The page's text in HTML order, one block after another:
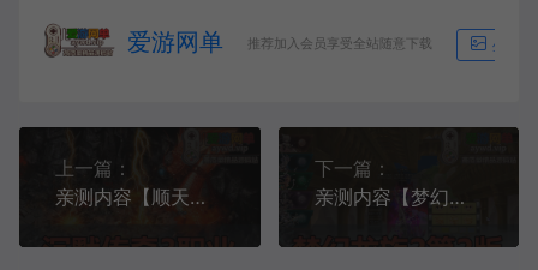
爱游网单 推荐加入会员享受全站随意下载 生成海
上一篇：
亲测内容【顺天沉默传奇】3职业亲测视频安装教学免虚拟机GM后台无限元宝金币
下一篇：
亲测内容【梦幻龙族2】单机第二步新UI界面带多款gm工具虚拟机一键端视频安装教学网游单机版爱游网单整合